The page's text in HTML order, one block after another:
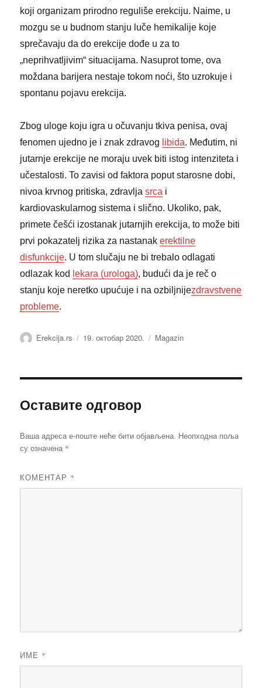
koji organizam prirodno reguliše erekciju. Naime, u
mozgu se u budnom stanju luče hemikalije koje
sprečavaju da do erekcije dođe u za to
„neprihvatljivim“ situacijama. Nasuprot tome, ova
moždana barijera nestaje tokom noći, što uzrokuje i
spontanu pojavu erekcija.
Zbog uloge koju igra u očuvanju tkiva penisa, ovaj
fenomen ujedno je i znak zdravog libida. Međutim, ni
jutarnje erekcije ne moraju uvek biti istog intenziteta i
učestalosti. To zavisi od faktora poput starosne dobi,
nivoa krvnog pritiska, zdravljasrca i
kardiovaskularnog sistema i slično. Ukoliko, pak,
primete češći izostanak jutarnjih erekcija, to može biti
prvi pokazatelj rizika za nastanakerektilne
disfunkcije. U tom slučaju ne bi trebalo odlagati
odlazak kod lekara (urologa), budući da je reč o
stanju koje neretko upućuje i na ozbiljnijezdravstvene
probleme.
Аутор
Erekcija.rs Објављено
19. октобар 2020. Категорије
Magazin
Оставите одговор
Ваша адреса е-поште неће бити објављена. Неопходна поља
су означена *
КОМЕНТАР *
ИМЕ *